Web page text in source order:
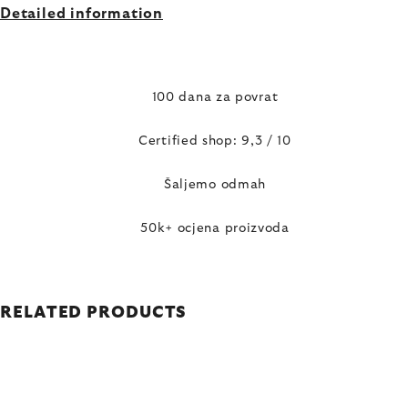
Detailed information
100 dana za povrat
Certified shop: 9,3 / 10
Šaljemo odmah
50k+ ocjena proizvoda
RELATED PRODUCTS